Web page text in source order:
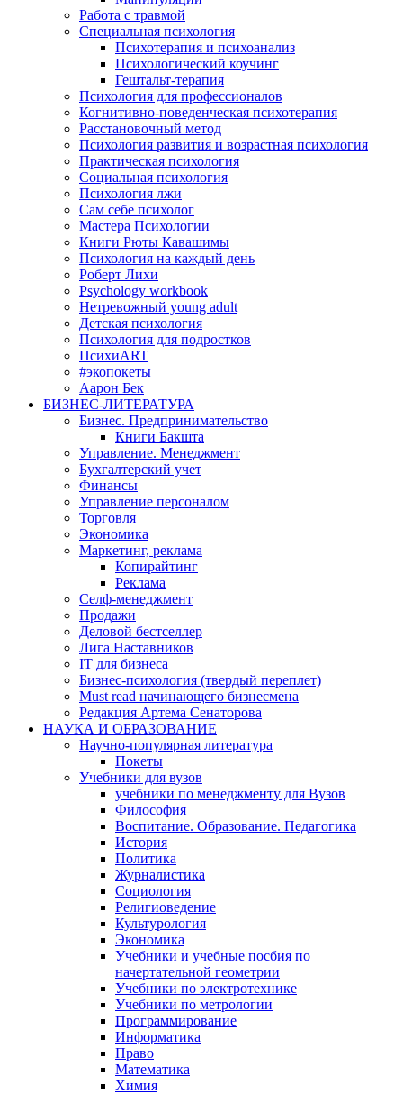
Работа с травмой
Специальная психология
Психотерапия и психоанализ
Психологический коучинг
Гештальт-терапия
Психология для профессионалов
Когнитивно-поведенческая психотерапия
Расстановочный метод
Психология развития и возрастная психология
Практическая психология
Социальная психология
Психология лжи
Сам себе психолог
Мастера Психологии
Книги Рюты Кавашимы
Психология на каждый день
Роберт Лихи
Psychology workbook
Нетревожный young adult
Детская психология
Психология для подростков
ПсихиART
#экопокеты
Аарон Бек
БИЗНЕС-ЛИТЕРАТУРА
Бизнес. Предпринимательство
Книги Бакшта
Управление. Менеджмент
Бухгалтерский учет
Финансы
Управление персоналом
Торговля
Экономика
Маркетинг, реклама
Копирайтинг
Реклама
Селф-менеджмент
Продажи
Деловой бестселлер
Лига Наставников
IT для бизнеса
Бизнес-психология (твердый переплет)
Must read начинающего бизнесмена
Редакция Артема Сенаторова
НАУКА И ОБРАЗОВАНИЕ
Научно-популярная литература
Покеты
Учебники для вузов
учебники по менеджменту для Вузов
Философия
Воспитание. Образование. Педагогика
История
Политика
Журналистика
Социология
Религиоведение
Культурология
Экономика
Учебники и учебные посбия по
начертательной геометрии
Учебники по электротехнике
Учебники по метрологии
Программирование
Информатика
Право
Математика
Химия